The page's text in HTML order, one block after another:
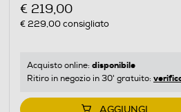
€ 219,00
€ 229,00consigliato
Acquisto online: disponibile
Ritiro in negozio in 30' gratuito:
AGGIUNGI